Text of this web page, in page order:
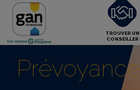
TROUVER UN
CONSEILLER
Prévoyance